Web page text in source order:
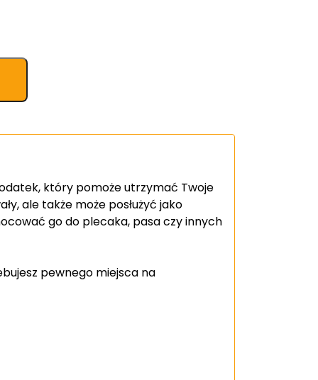
który pomoże utrzymać Twoje
ale także może posłużyć jako
go do plecaka, pasa czy innych
pewnego miejsca na